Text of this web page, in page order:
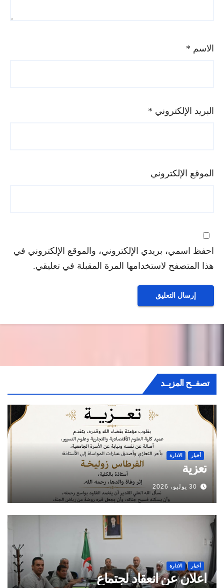
الاسم*
البريد الإلكتروني*
الموقع الإلكتروني
احفظ اسمي، بريدي الإلكتروني، والموقع الإلكتروني في
هذا المتصفح لاستخدامها المرة المقبلة في تعليقي.
تصفــح المزيــد
أخبار الادارة
تعزية
30 يوليو، 2026
أخبار الادارة
اعلان عن انعقاد لجتماع